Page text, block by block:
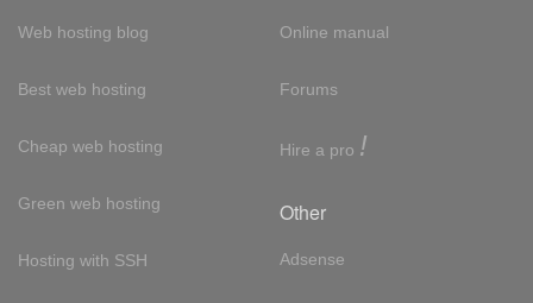
Web hosting blog
Best web hosting
Cheap web hosting
Green web hosting
Hosting with SSH
Online manual
Forums
Hire a pro !
Other
Adsense